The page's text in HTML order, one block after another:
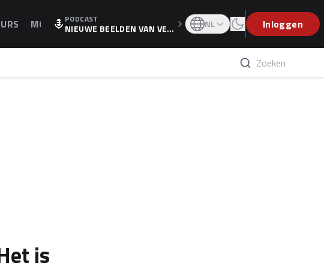
MOTOGPPODCAST
NIEUWE BEELDEN VAN VER
WEET IS ER NU GETEKEND'
NL Inloggen
is